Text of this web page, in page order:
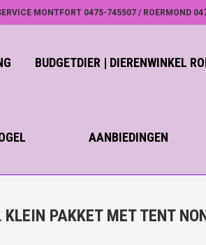
MONTFORT 0475-745507 / ROERMOND
BUDGETDIER | DIERENWINKEL
AANBIEDINGEN
KLEIN PAKKET MET TENT